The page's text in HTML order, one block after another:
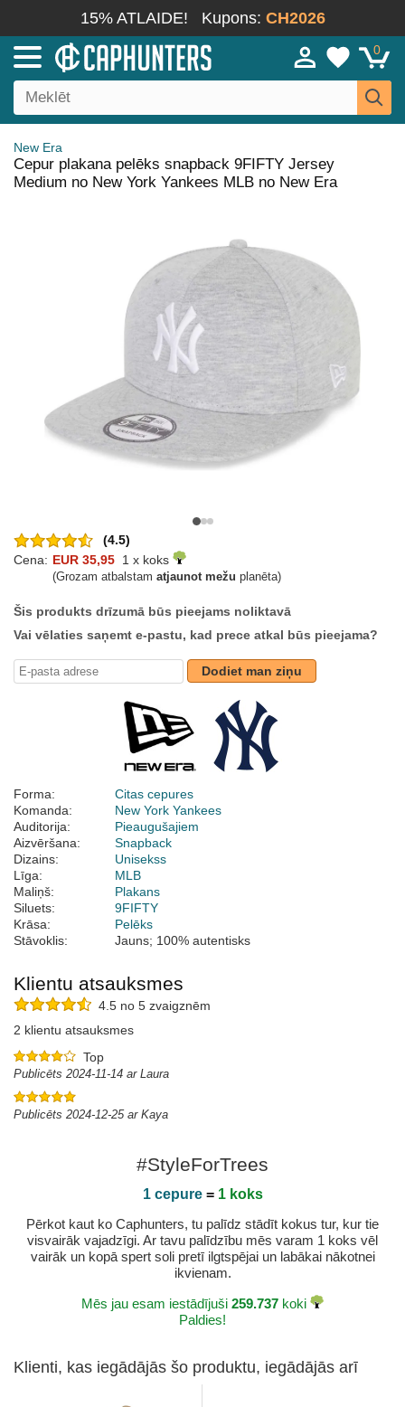
15% ATLAIDE! Kupons: CH2026
0
New Era
Cepur plakana pelēks snapback 9FIFTY Jersey
Medium no New York Yankees MLB no New Era
(4.5)
Cena: EUR 35,95 1 x koks
(Grozam atbalstam atjaunot mežu planēta)
Šis produkts drīzumā būs pieejams noliktavā
Vai vēlaties saņemt e-pastu, kad prece atkal būs pieejama?
Dodiet man ziņu
Forma:
Citas cepures
Komanda:
New York Yankees
Auditorija:
Pieaugušajiem
Aizvēršana:
Snapback
Dizains:
Unisekss
Līga:
MLB
Maliņš:
Plakans
Siluets:
9FIFTY
Krāsa:
Pelēks
Stāvoklis:
Jauns; 100% autentisks
Klientu atsauksmes
4.5 no 5 zvaigznēm
2 klientu atsauksmes
Top
Publicēts 2024-11-14 ar Laura
Publicēts 2024-12-25 ar Kaya
#StyleForTrees
1 cepure= 1 koks
Pērkot kaut ko Caphunters, tu palīdz stādīt kokus tur, kur tie
visvairāk vajadzīgi. Ar tavu palīdzību mēs varam 1 koks vēl
vairāk un kopā spert soli pretī ilgtspējai un labākai nākotnei
ikvienam.
Mēs jau esam iestādījuši 259.737 koki
Paldies!
Klienti, kas iegādājās šo produktu, iegādājās arī